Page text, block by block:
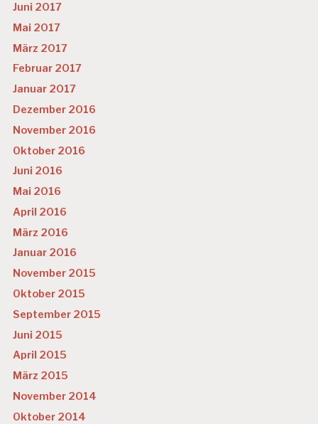
Juni 2017
Mai 2017
März 2017
Februar 2017
Januar 2017
Dezember 2016
November 2016
Oktober 2016
Juni 2016
Mai 2016
April 2016
März 2016
Januar 2016
November 2015
Oktober 2015
September 2015
Juni 2015
April 2015
März 2015
November 2014
Oktober 2014